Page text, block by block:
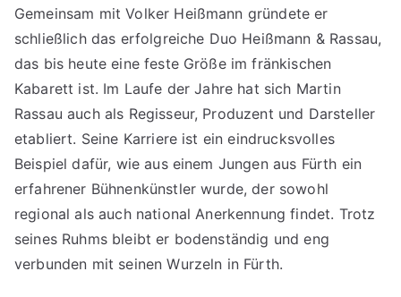
Gemeinsam mit Volker Heißmann gründete er
schließlich das erfolgreiche Duo Heißmann & Rassau,
das bis heute eine feste Größe im fränkischen
Kabarett ist. Im Laufe der Jahre hat sich Martin
Rassau auch als Regisseur, Produzent und Darsteller
etabliert. Seine Karriere ist ein eindrucksvolles
Beispiel dafür, wie aus einem Jungen aus Fürth ein
erfahrener Bühnenkünstler wurde, der sowohl
regional als auch national Anerkennung findet. Trotz
seines Ruhms bleibt er bodenständig und eng
verbunden mit seinen Wurzeln in Fürth.